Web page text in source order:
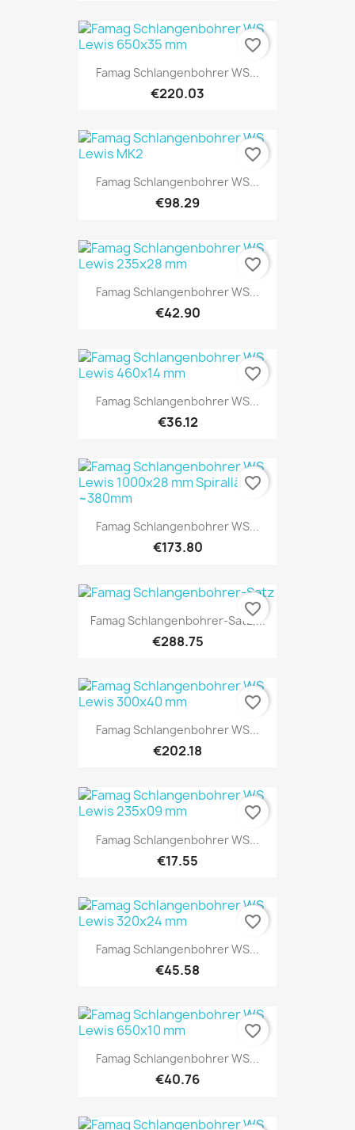
Famag Schlangenbohrer WS...
€220.03
favorite_border
Famag Schlangenbohrer WS...
€98.29
favorite_border
Famag Schlangenbohrer WS...
€42.90
favorite_border
Famag Schlangenbohrer WS...
€36.12
favorite_border
Famag Schlangenbohrer WS...
€173.80
favorite_border
Famag Schlangenbohrer-Satz,...
€288.75
favorite_border
Famag Schlangenbohrer WS...
€202.18
favorite_border
Famag Schlangenbohrer WS...
€17.55
favorite_border
Famag Schlangenbohrer WS...
€45.58
favorite_border
Famag Schlangenbohrer WS...
€40.76
favorite_border